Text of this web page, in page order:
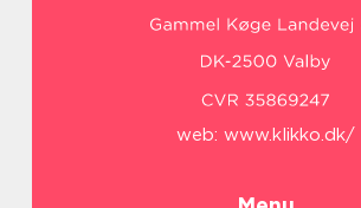
web: www.klikko.dk/